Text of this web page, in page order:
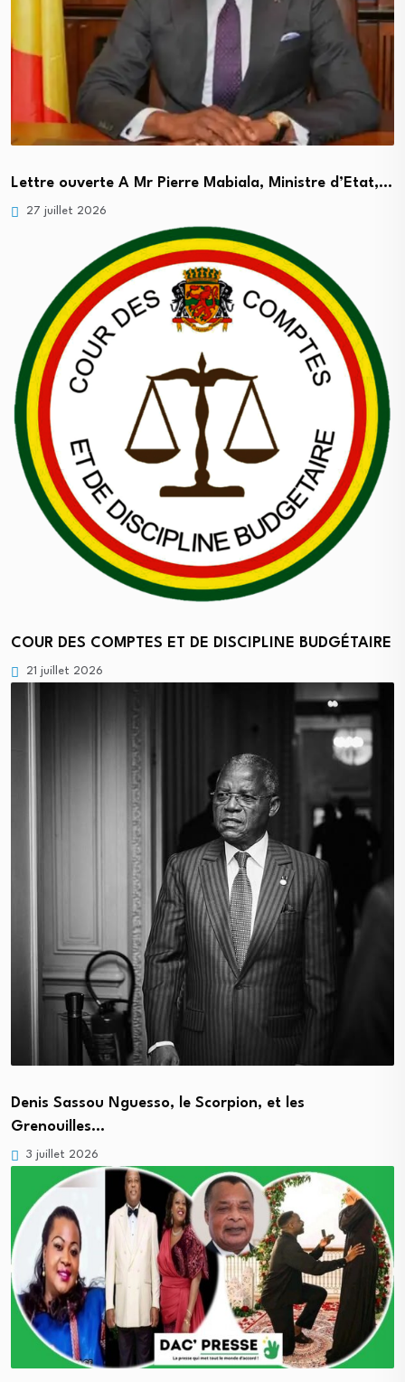
Lettre ouverte A Mr Pierre Mabiala, Ministre d’Etat,…
27 juillet 2026
COUR DES COMPTES ET DE DISCIPLINE BUDGÉTAIRE
21 juillet 2026
Denis Sassou Nguesso, le Scorpion, et les
Grenouilles…
3 juillet 2026